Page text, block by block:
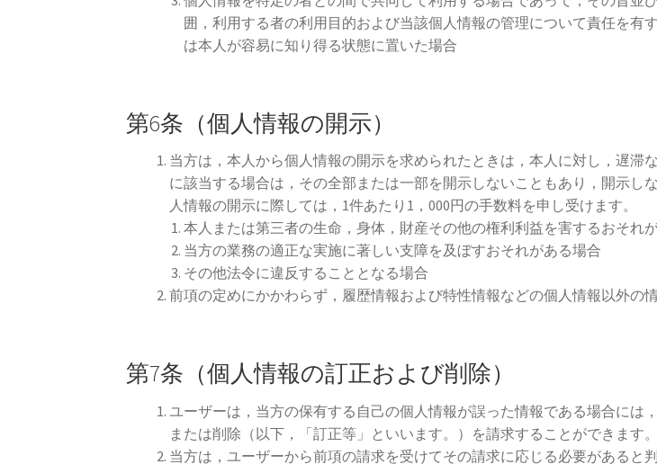
囲，利用する者の利用目的および当該個人情報の管理について責任を
は本人が容易に知り得る状態に置いた場合
第6条（個人情報の開示）
当方は，本人から個人情報の開示を求められたときは，本人に対し，遅
に該当する場合は，その全部または一部を開示しないこともあり，開示
人情報の開示に際しては，1件あたり1，000円の手数料を申し受けます。
本人または第三者の生命，身体，財産その他の権利利益を害するおそれ
当方の業務の適正な実施に著しい支障を及ぼすおそれがある場合
その他法令に違反することとなる場合
前項の定めにかかわらず，履歴情報および特性情報などの個人情報以外の
第7条（個人情報の訂正および削除）
ユーザーは，当方の保有する自己の個人情報が誤った情報である場合に
または削除（以下，「訂正等」といいます。）を請求することができます。
当方は，ユーザーから前項の請求を受けてその請求に応じる必要があると